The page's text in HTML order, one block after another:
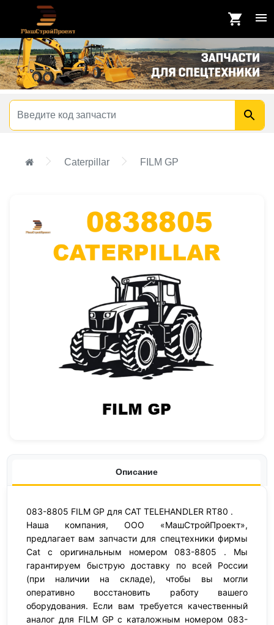
Caterpillar FILM GP
Описание
083-8805 FILM GP для CAT TELEHANDLER RT80 .
Наша компания, ООО «МашСтройПроект»,
предлагает вам запчасти для спецтехники фирмы
Cat с оригинальным номером 083-8805 . Мы
гарантируем быструю доставку по всей России
(при наличии на складе), чтобы вы могли
оперативно восстановить работу вашего
оборудования. Если вам требуется качественный
аналог для FILM GP с каталожным номером 083-